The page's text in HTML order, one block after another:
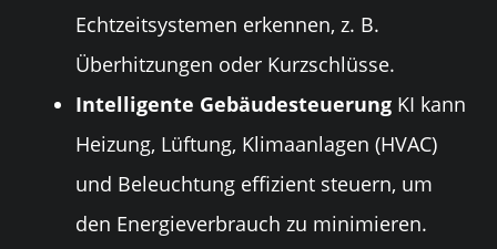
Echtzeitsystemen erkennen, z. B.
Überhitzungen oder Kurzschlüsse.
Intelligente Gebäudesteuerung KI kann
Heizung, Lüftung, Klimaanlagen (HVAC)
und Beleuchtung effizient steuern, um
den Energieverbrauch zu minimieren.